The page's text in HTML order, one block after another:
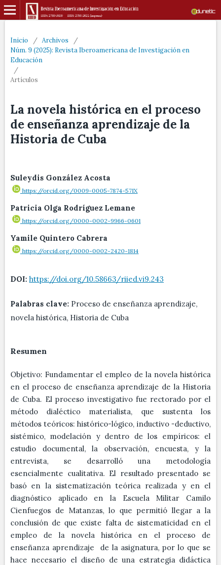
Inicio / Archivos
/
Núm. 9 (2025): Revista Iberoamericana de Investigación en
Educación
/
Artículos
La novela histórica en el proceso
de enseñanza aprendizaje de la
Historia de Cuba
Suleydis González Acosta
https://orcid.org/0009-0005-7874-57IX
Patricia Olga Rodríguez Lemane
https://orcid.org/0000-0002-9966-0601
Yamile Quintero Cabrera
https://orcid.org/0000-0002-2420-1814
DOI: https://doi.org/10.58663/riied.vi9.243
Palabras clave: Proceso de enseñanza aprendizaje,
novela histórica, Historia de Cuba
Resumen
Objetivo: Fundamentar el empleo de la novela histórica
en el proceso de enseñanza aprendizaje de la Historia
de Cuba. El proceso investigativo fue rectorado por el
método dialéctico materialista, que sustenta los
métodos teóricos: histórico-lógico, inductivo -deductivo,
sistémico, modelación y dentro de los empíricos: el
estudio documental, la observación, encuesta, y la
entrevista, se desarrolló una metodología
esencialmente cualitativa. El resultado presentado se
basó en la sistematización teórica realizada y en el
diagnóstico aplicado en la Escuela Militar Camilo
Cienfuegos de Matanzas, lo que permitió llegar a la
conclusión de que existe falta de sistematicidad en el
empleo de la novela histórica en el proceso de
enseñanza aprendizaje de la asignatura, por lo que se
hace necesario el diseño de una estrategia didáctica